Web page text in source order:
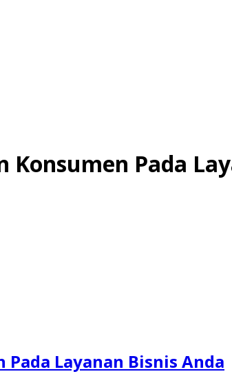
Pada
Layanan Bisnis Anda